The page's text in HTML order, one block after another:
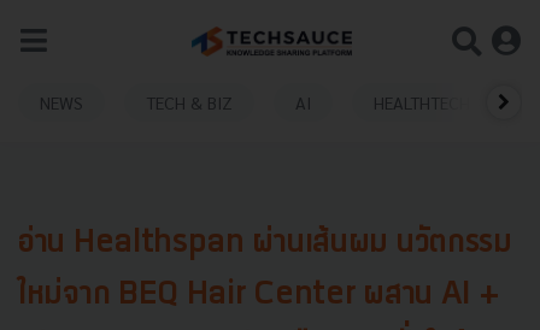
NEWS TECH & BIZ AI HEALTHTECH
อ่าน Healthspan ผ่านเส้นผม นวัตกรรม
ใหม่จาก BEQ Hair Center ผสาน AI +